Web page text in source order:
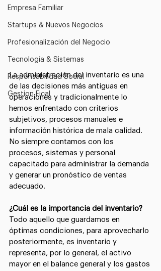
Empresa Familiar
Startups & Nuevos Negocios
Profesionalización del Negocio
Tecnología & Sistemas
Responsabilidad Social
Gestion Fical
La administración del inventario es una
de las decisiones más antiguas en
operaciones y tradicionalmente lo
hemos enfrentado con criterios
subjetivos, procesos manuales e
información histórica de mala calidad.
No siempre contamos con los
procesos, sistemas y personal
capacitado para administrar la demanda
y generar un pronóstico de ventas
adecuado.
¿Cuál es la importancia del inventario?
Todo aquello que guardamos en
óptimas condiciones, para aprovecharlo
posteriormente, es inventario y
representa, por lo general, el activo
mayor en el balance general y los gastos